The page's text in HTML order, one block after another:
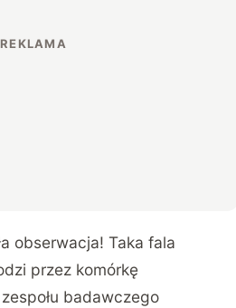
obserwacja! Taka fala
przez komórkę
badawczego